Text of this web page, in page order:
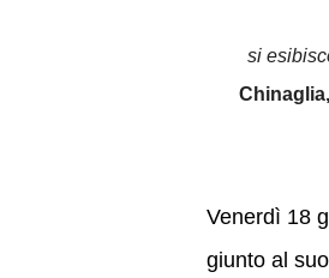
si
Venerdì 18
giunto al